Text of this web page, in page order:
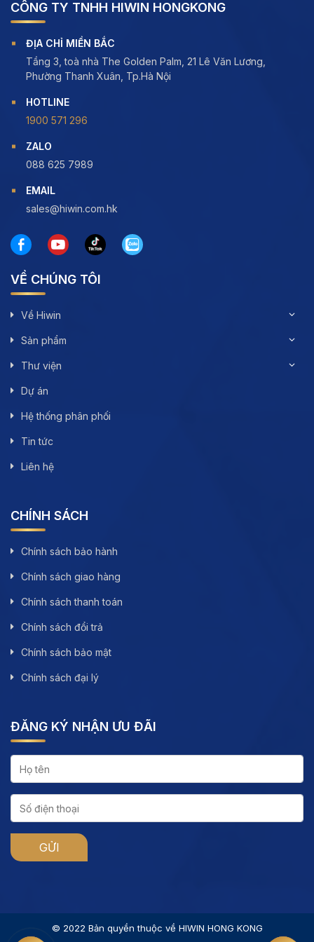
CÔNG TY TNHH HIWIN HONGKONG
ĐỊA CHỈ MIỀN BẮC
Tầng 3, toà nhà The Golden Palm, 21 Lê Văn Lương,
Phường Thanh Xuân, Tp.Hà Nội
HOTLINE
1900 571 296
ZALO
088 625 7989
EMAIL
sales@hiwin.com.hk
VỀ CHÚNG TÔI
Về Hiwin
Sản phẩm
Thư viện
Dự án
Hệ thống phân phối
Tin tức
Liên hệ
CHÍNH SÁCH
Chính sách bảo hành
Chính sách giao hàng
Chính sách thanh toán
Chính sách đổi trả
Chính sách bảo mật
Chính sách đại lý
ĐĂNG KÝ NHẬN ƯU ĐÃI
© 2022 Bản quyền thuộc về HIWIN HONG KONG